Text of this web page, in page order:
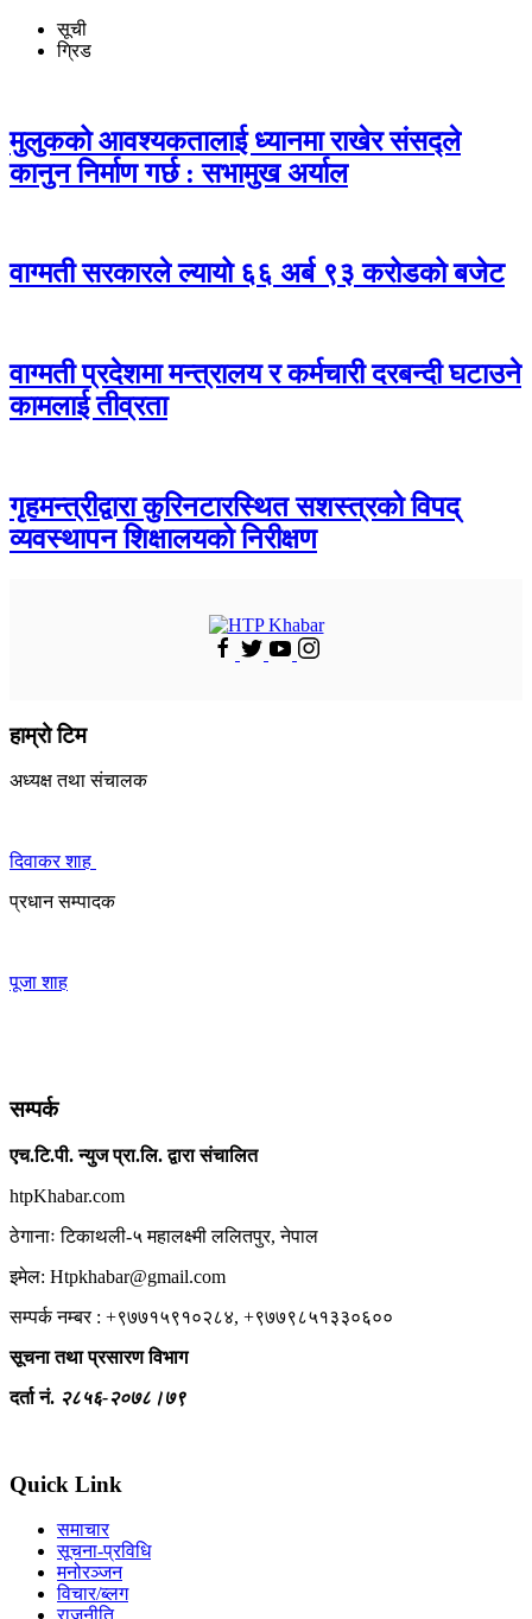
सूची
ग्रिड
मुलुकको आवश्यकतालाई ध्यानमा राखेर संसद्ले
कानुन निर्माण गर्छ : सभामुख अर्याल
वाग्मती सरकारले ल्यायो ६६ अर्ब ९३ करोडको बजेट
वाग्मती प्रदेशमा मन्त्रालय र कर्मचारी दरबन्दी घटाउने
कामलाई तीव्रता
गृहमन्त्रीद्वारा कुरिनटारस्थित सशस्त्रको विपद्
व्यवस्थापन शिक्षालयको निरीक्षण
हाम्रो टिम
अध्यक्ष तथा संचालक
दिवाकर शाह
प्रधान सम्पादक
पूजा शाह
सम्पर्क
एच.टि.पी. न्युज प्रा.लि. द्वारा संचालित
htpKhabar.com
ठेगानाः टिकाथली-५ महालक्ष्मी ललितपुर, नेपाल
इमेल: Htpkhabar@gmail.com
सम्पर्क नम्बर : +९७७१५९१०२८४, +९७७९८५१३३०६००
सूचना तथा प्रसारण विभाग
दर्ता नं. २८५६-२०७८।७९
Quick Link
समाचार
सूचना-प्रविधि
मनोरञ्जन
विचार/ब्लग